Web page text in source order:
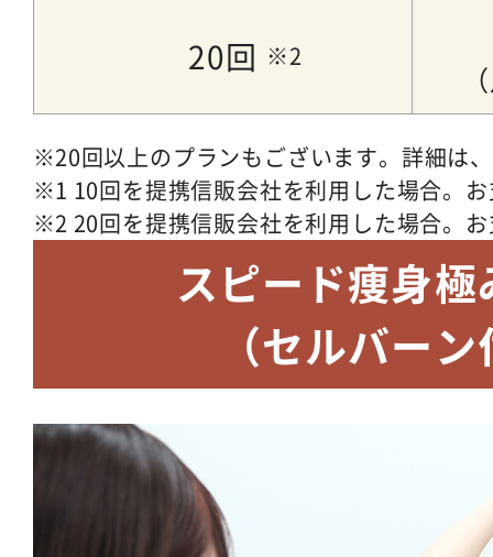
20回
20回以上のプランもございます。詳細は
1 10回を提携信販会社を利用した場合。
2 20回を提携信販会社を利用した場合。
スピード痩身
（セルバー